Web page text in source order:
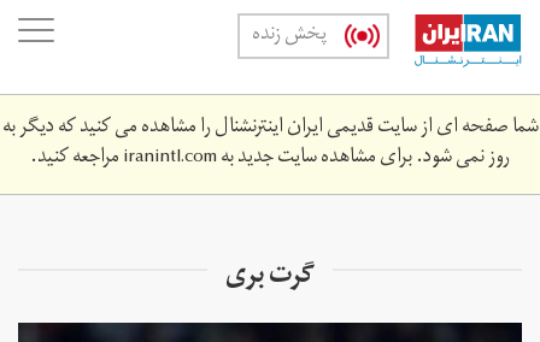
Skip
main
content
پخش زنده
شما صفحه ای از سایت قدیمی ایران اینترنشنال را مشاهده می کنید که دیگر به
روز نمی شود. برای مشاهده سایت جدید بهiranintl.comمراجعه کنید.
گرت بری